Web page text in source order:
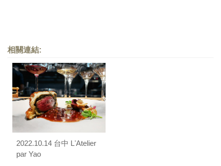
相關連結:
2022.10.14 台中 LʼAtelier
par Yao